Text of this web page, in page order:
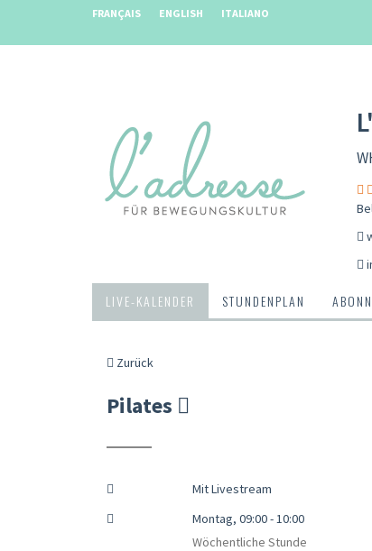
FRANÇAIS ENGLISH ITALIANO
LIVE-KALENDER STUNDENPLAN
Zurück
Pilates
Mit Livestream
Montag, 09:00 - 10:00
Wöchentliche Stunde